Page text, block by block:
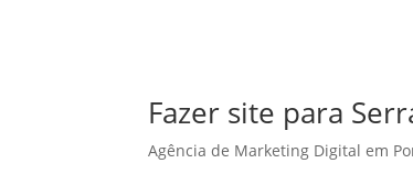
Fazer site para
Agência de Marketing Digital em